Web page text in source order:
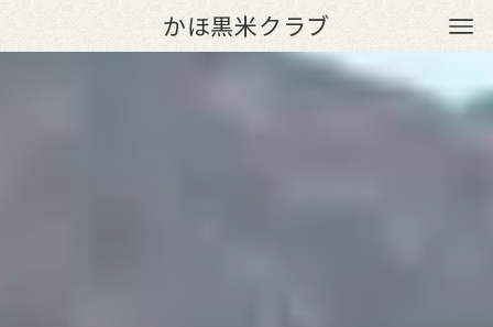
かほ黒米クラブ